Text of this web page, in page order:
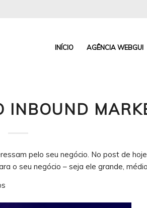
INÍCIO AGÊNCIA WEBGUI
INBOUND
pelo seu negócio. No post de
o seu negócio – seja ele grande,